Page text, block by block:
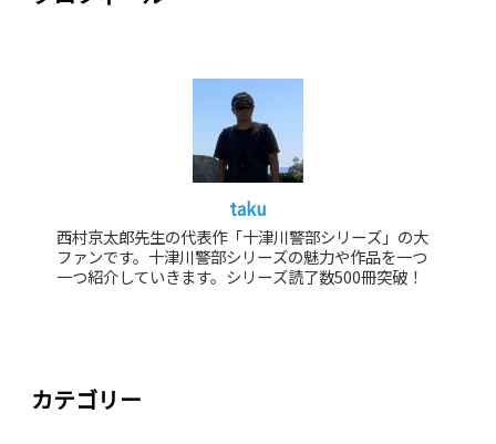
taku
西村京太郎先生の代表作「十津川警部シリーズ」の大
ファンです。十津川警部シリーズの魅力や作品を一つ
一つ紹介していきます。シリーズ読了数500冊突破！
カテゴリー